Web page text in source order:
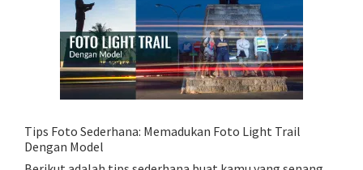
Tepat
Untuk
Kamera
Kamu
Tips Foto Sederhana: Memadukan Foto Light Trail
Dengan Model